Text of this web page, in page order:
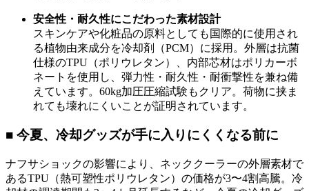
安全性・耐久性にこだわった素材設計
スキンケアや化粧品の原料としても国際的に使用され
る植物由来成分を冷却剤（PCM）に採用。外層は抗菌
仕様のTPU（ポリウレタン）、内部芯材はポリカーボ
ネートを使用し、弾力性・耐久性・耐衝撃性を兼ね備
えています。60kg加圧圧縮試験もクリア。荷物に挟ま
れても壊れにくいことが証明されています。
■ 今夏、冷却グッズが手に入りにくくなる前に
ナフサショックの影響により、ネッククーラーの外層素材で
あるTPU（熱可塑性ポリウレタン）の価格が3〜4割高騰。冷